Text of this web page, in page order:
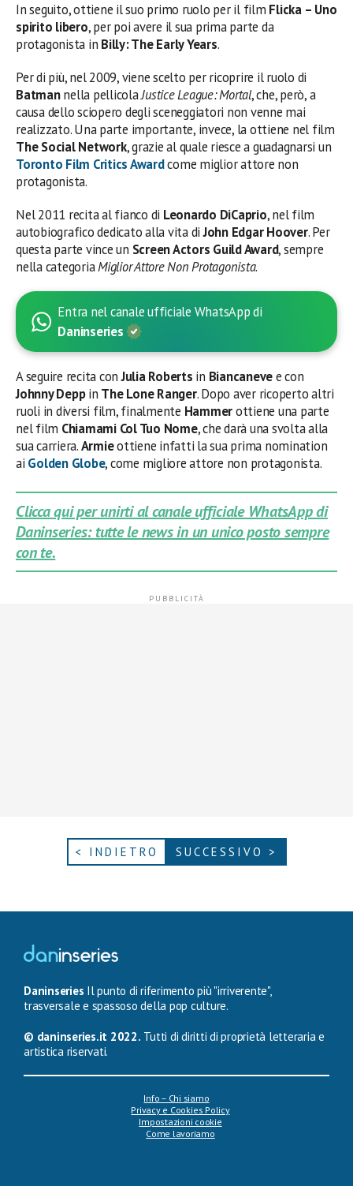
In seguito, ottiene il suo primo ruolo per il film Flicka – Uno
spirito libero, per poi avere il sua prima parte da
protagonista in Billy: The Early Years.
Per di più, nel 2009, viene scelto per ricoprire il ruolo di
Batmannella pellicolaJustice League: Mortal, che, però, a
causa dello sciopero degli sceneggiatori non venne mai
realizzato. Una parte importante, invece, la ottiene nel film
The Social Network, grazie al quale riesce a guadagnarsi un
Toronto Film Critics Awardcome miglior attore non
protagonista.
Nel 2011 recita al fianco di Leonardo DiCaprio, nel film
autobiografico dedicato alla vita diJohn Edgar Hoover. Per
questa parte vince un Screen Actors Guild Award, sempre
nella categoriaMiglior Attore Non Protagonista.
Entra nel canale ufficiale WhatsApp di
Daninseries
A seguire recita conJulia Roberts in Biancanevee con
Johnny Deppin The Lone Ranger. Dopo aver ricoperto altri
ruoli in diversi film, finalmente Hammerottiene una parte
nel film Chiamami Col Tuo Nome, che darà una svolta alla
sua carriera.Armieottiene infatti la sua prima nomination
ai Golden Globe, come migliore attore non protagonista.
Clicca qui per unirti al canale ufficiale WhatsApp di
Daninseries: tutte le news in un unico posto sempre
con te.
< INDIETRO SUCCESSIVO >
Daninseries Il punto di riferimento più "irriverente",
trasversale e spassoso della pop culture.
© daninseries.it 2022. Tutti di diritti di proprietà letteraria e
artistica riservati.
Info – Chi siamo
Privacy e Cookies Policy
Impostazioni cookie
Come lavoriamo